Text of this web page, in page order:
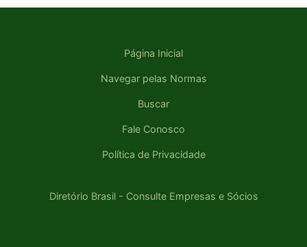
Página Inicial
Navegar pelas Normas
Buscar
Fale Conosco
Política de Privacidade
Diretório Brasil - Consulte Empresas e Sócios